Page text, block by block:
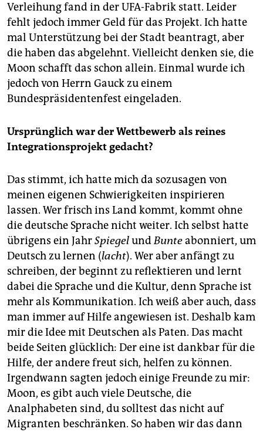
Verleihung fand in der UFA-Fabrik statt. Leider
fehlt jedoch immer Geld für das Projekt. Ich hatte
mal Unterstützung bei der Stadt beantragt, aber
die haben das abgelehnt. Vielleicht denken sie, die
Moon schafft das schon allein. Einmal wurde ich
jedoch von Herrn Gauck zu einem
Bundespräsidentenfest eingeladen.
Ursprünglich war der Wettbewerb als reines
Integrationsprojekt gedacht?
Das stimmt, ich hatte mich da sozusagen von
meinen eigenen Schwierigkeiten inspirieren
lassen. Wer frisch ins Land kommt, kommt ohne
die deutsche Sprache nicht weiter. Ich selbst hatte
übrigens ein JahrSpiegelundBunteabonniert, um
Deutsch zu lernen (lacht). Wer aber anfängt zu
schrei­ben, der beginnt zu reflektieren und lernt
dabei die Sprache und die Kultur, denn Sprache ist
mehr als Kommunikation. Ich weiß aber auch, dass
man immer auf Hilfe angewiesen ist. Deshalb kam
mir die Idee mit Deutschen als Paten. Das macht
beide Seiten glücklich: Der eine ist dankbar für die
Hilfe, der andere freut sich, helfen zu können.
Irgendwann sagten jedoch einige Freunde zu mir:
Moon, es gibt auch viele Deutsche, die
Analphabeten sind, du solltest das nicht auf
Migranten beschränken. So haben wir das dann